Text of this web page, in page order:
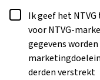
Ik geef het
voor NTVG-
gegevens
derden verstrekt